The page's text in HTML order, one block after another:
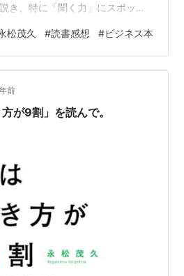
き、特に「聞く力」にスポット
家であり、自らの豊富な経験を
ンの秘訣を解き明かしていま
の核心は、良いコミュニケーシ
とよりも聞くことの方が遥かに
ージです。なぜなら、聞き方一
松茂久 #読書感想 #ビジネス本
前
が9割」を読んで。